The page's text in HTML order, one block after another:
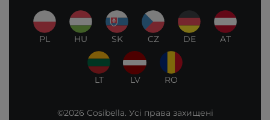
PL HU SK CZ DE AT
LT LV RO
©2026 Cosibella. Усі права захищені